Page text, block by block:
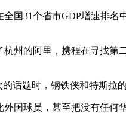
国31个省市GDP增速排
杭州的阿里，携程在寻找
话题时，钢铁侠和特斯拉
国球员，甚至把没有任